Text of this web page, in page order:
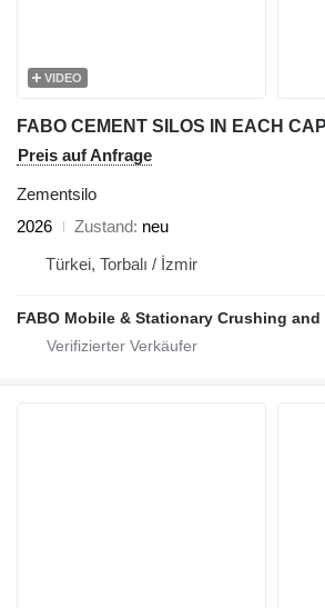
VIDEO
Preis auf Anfrage
Zementsilo
2026
Zustand neu
Türkei, Torbalı / İzmir